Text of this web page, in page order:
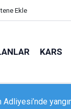
Ekle
KARS
Adliyesi’nde